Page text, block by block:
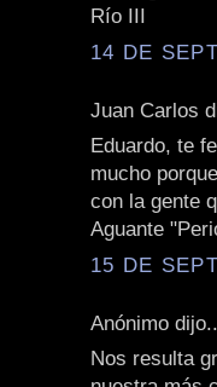
Río III
14 DE
Juan Carlos
Eduardo, te
mucho
con la gente
Aguante
15 DE
Anónimo
Nos resulta